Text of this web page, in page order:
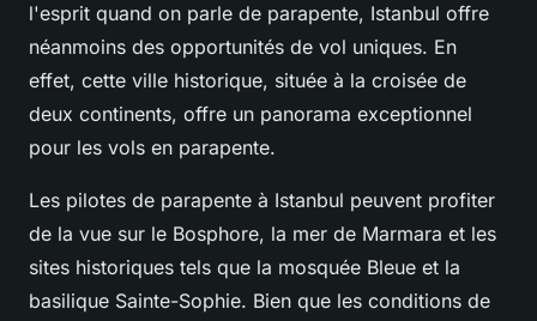
l'esprit quand on parle de parapente, Istanbul offre
néanmoins des opportunités de vol uniques. En
effet, cette ville historique, située à la croisée de
deux continents, offre un panorama exceptionnel
pour les vols en parapente.
Les pilotes de parapente à Istanbul peuvent profiter
de la vue sur le Bosphore, la mer de Marmara et les
sites historiques tels que la mosquée Bleue et la
basilique Sainte-Sophie. Bien que les conditions de